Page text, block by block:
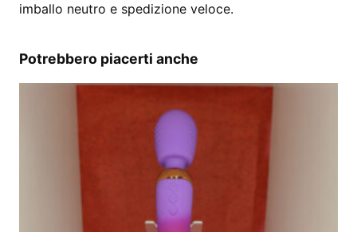
imballo neutro e spedizione veloce.
Potrebbero piacerti anche